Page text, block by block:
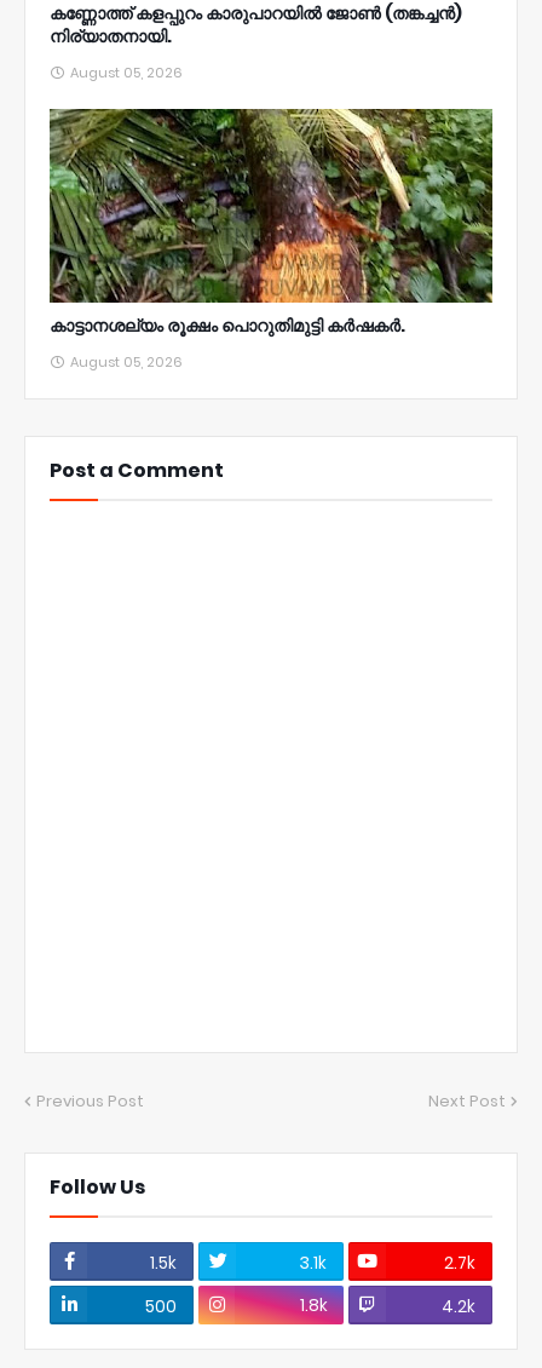
കണ്ണോത്ത് കളപ്പുറം കാരുപാറയിൽ ജോൺ (തങ്കച്ചൻ)
നിര്യാതനായി.
August 05, 2026
കാട്ടാനശല്യം രൂക്ഷം പൊറുതിമുട്ടി കർഷകർ.
August 05, 2026
Post a Comment
Previous Post Next Post
Follow Us
1.5k 3.1k
2.7k
500
1.8k 4.2k